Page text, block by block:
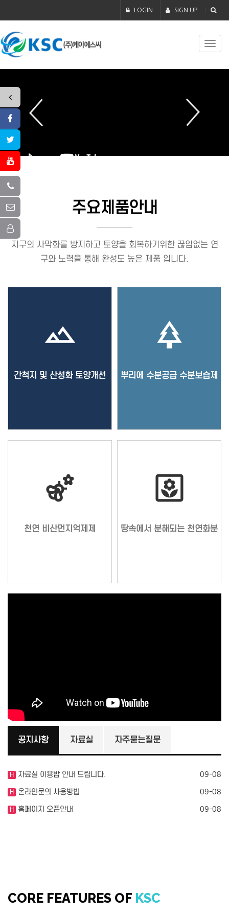
LOGIN SIGN UP
주요제품안내
지구의 사막화를 방지하고 토양을 회복하기위한 끊임없는 연
구와 노력을 통해 완성도 높은 제품 입니다.
landscape
간척지 및 산성화 토양개선
park
뿌리에 수분공급 수분보습제
emoji_nature
천연 비산먼지억제제
yard
땅속에서 분해되는 천연화분
공지사항 자료실 자주묻는질문
H 자료실 이용밥 안내 드립니다. 09-08
H 온라인문의 사용방법 09-08
H 홈페이지 오픈안내 09-08
CORE FEATURES OF KSC